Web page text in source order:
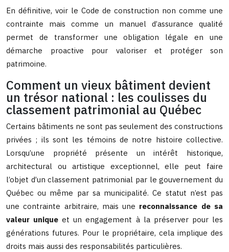
En définitive, voir le Code de construction non comme une
contrainte mais comme un manuel d’assurance qualité
permet de transformer une obligation légale en une
démarche proactive pour valoriser et protéger son
patrimoine.
Comment un vieux bâtiment devient
un trésor national : les coulisses du
classement patrimonial au Québec
Certains bâtiments ne sont pas seulement des constructions
privées ; ils sont les témoins de notre histoire collective.
Lorsqu’une propriété présente un intérêt historique,
architectural ou artistique exceptionnel, elle peut faire
l’objet d’un classement patrimonial par le gouvernement du
Québec ou même par sa municipalité. Ce statut n’est pas
une contrainte arbitraire, mais une reconnaissance de sa
valeur unique et un engagement à la préserver pour les
générations futures. Pour le propriétaire, cela implique des
droits mais aussi des responsabilités particulières.